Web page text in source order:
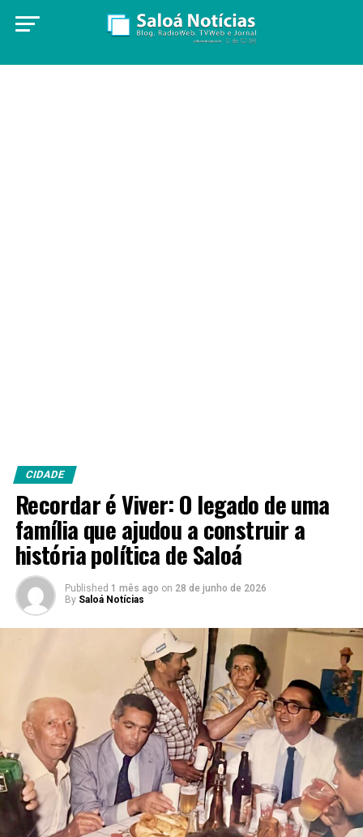
CIDADE
Recordar é Viver: O legado de uma
família que ajudou a construir a
história política de Saloá
Published 1 mês ago on 28 de junho de 2026
By Saloá Notícias